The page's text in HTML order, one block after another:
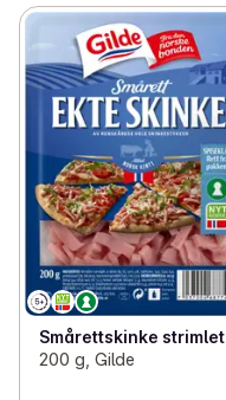
Smårettskinke strimlet
200 g, Gilde